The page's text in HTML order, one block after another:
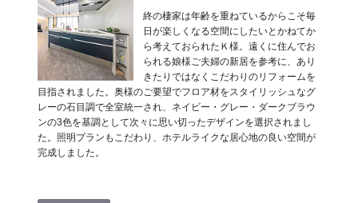
終の棲家は年齢を重ねているからこそ毎
日が楽しくなる空間にしたいとかねてか
ら考えておられたＫ様。遠くに住んでお
られる娘様ご夫婦の新居を参考に、あり
きたりではなくこだわりのリフォームを
目指されました。奥様のご要望でフロア材をスタイリッシュなグ
レーの石目調で全室統一され、ネイビー・グレー・ダークブラウ
ンの3色を基調として次々に思い切ったデザインを選択されまし
た。照明プランもこだわり、ホテルライクな居心地の良い空間が
完成しました。